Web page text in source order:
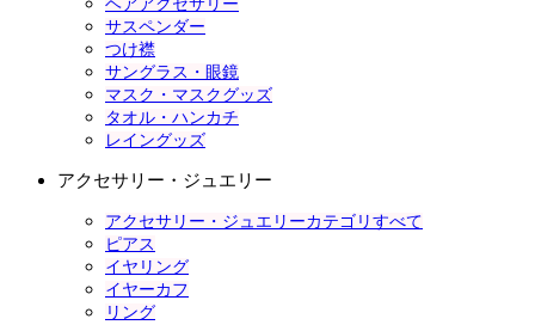
ヘアアクセサリー
サスペンダー
つけ襟
サングラス・眼鏡
マスク・マスクグッズ
タオル・ハンカチ
レイングッズ
アクセサリー・ジュエリー
アクセサリー・ジュエリーカテゴリすべて
ピアス
イヤリング
イヤーカフ
リング